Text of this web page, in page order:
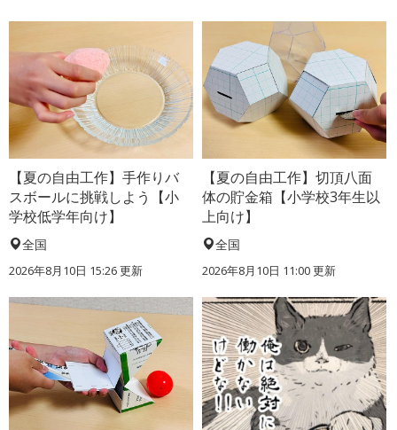
【夏の自由工作】手作りバ
スボールに挑戦しよう【小
学校低学年向け】
全国
2026年8月10日 15:26更新
【夏の自由工作】切頂八面
体の貯金箱【小学校3年生以
上向け】
全国
2026年8月10日 11:00更新